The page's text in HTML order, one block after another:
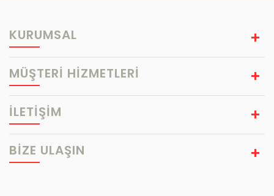
KURUMSAL
MÜŞTERİ HİZMETLERİ
İLETİŞİM
BIZE ULAŞIN